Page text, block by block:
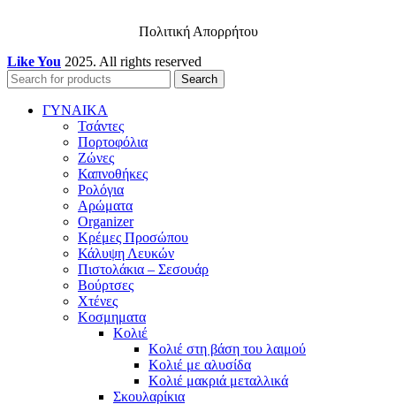
Πολιτική Απορρήτου
Like You 2025. All rights reserved
Search
ΓΥΝΑΙΚΑ
Τσάντες
Πορτοφόλια
Ζώνες
Καπνοθήκες
Ρολόγια
Αρώματα
Organizer
Κρέμες Προσώπου
Κάλυψη Λευκών
Πιστολάκια – Σεσουάρ
Βούρτσες
Χτένες
Κοσμηματα
Κολιέ
Κολιέ στη βάση του λαιμού
Κολιέ με αλυσίδα
Κολιέ μακριά μεταλλικά
Σκουλαρίκια